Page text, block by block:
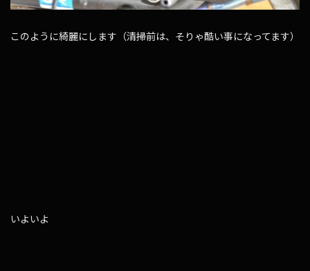
このように綺麗にします（清掃前は、そりゃ酷い事になってます）
いよいよ